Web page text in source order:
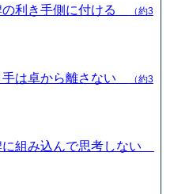
の利き手側に付ける
（約3
手は卓から離さない
（約3
に組み込んで思考しない